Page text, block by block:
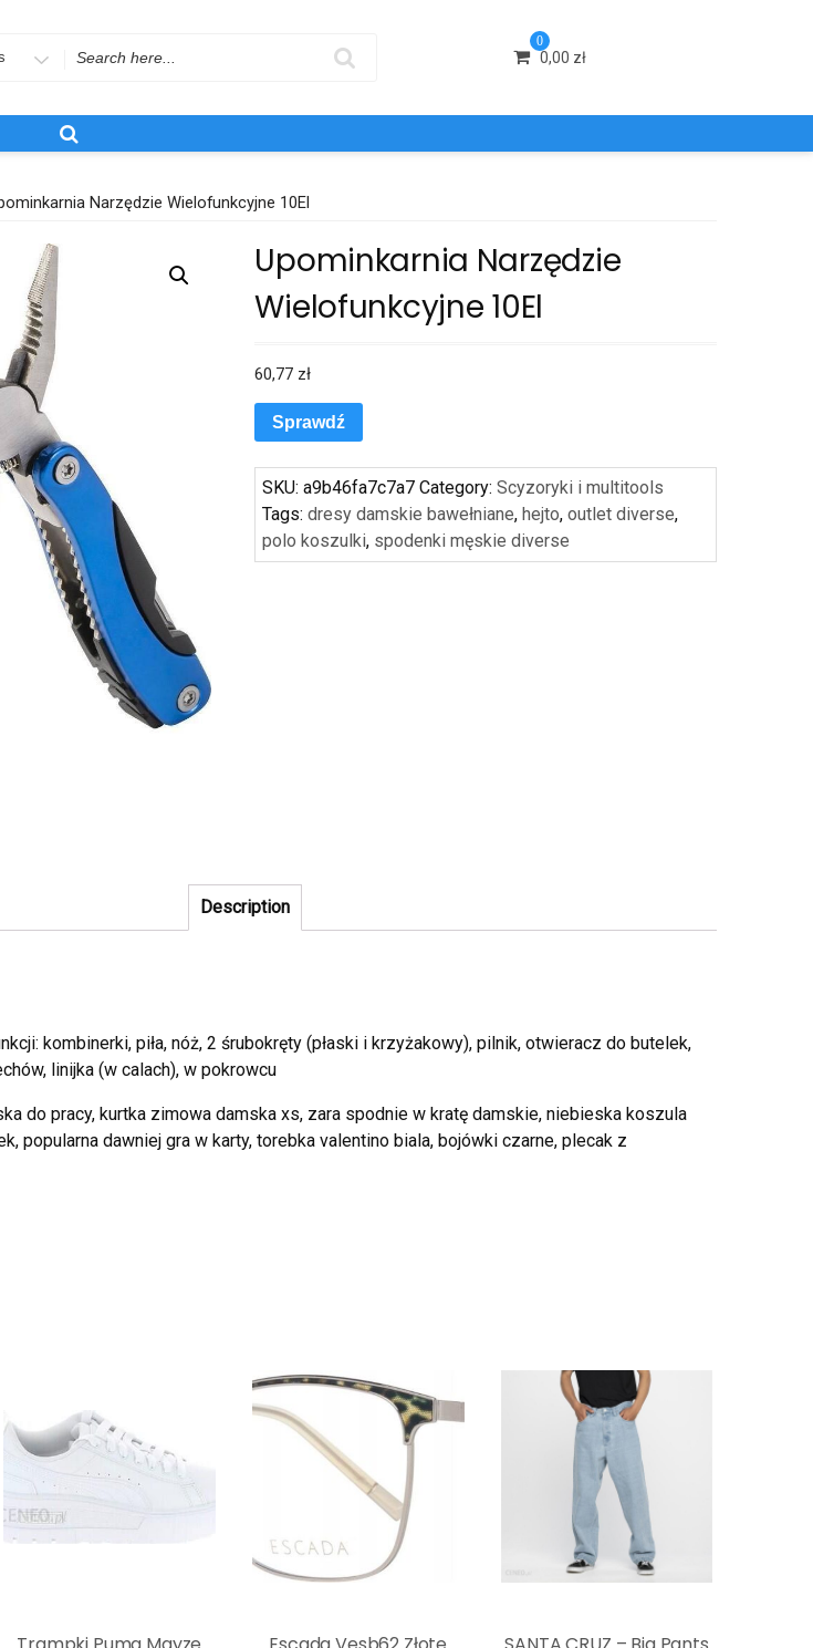
0
0,00 zł
Narzędzie Wielofunkcyjne 10El
Upominkarnia Narzędzie
Wielofunkcyjne 10El
60,77 zł
Sprawdź
SKU:a9b46fa7c7a7 Category:Scyzoryki i multitools
Tags:dresy damskie bawełniane,hejto,outlet diverse,
polo koszulki, spodenki męskie diverse
Description
kombinerki, piła, nóż, 2 śrubokręty (płaski i krzyżakowy), pilnik, otwieracz do butelek,
linijka (w calach), w pokrowcu
do pracy, kurtka zimowa damska xs, zara spodnie w kratę damskie, niebieska koszula
popularna dawniej gra w karty, torebka valentino biala, bojówki czarne, plecak z